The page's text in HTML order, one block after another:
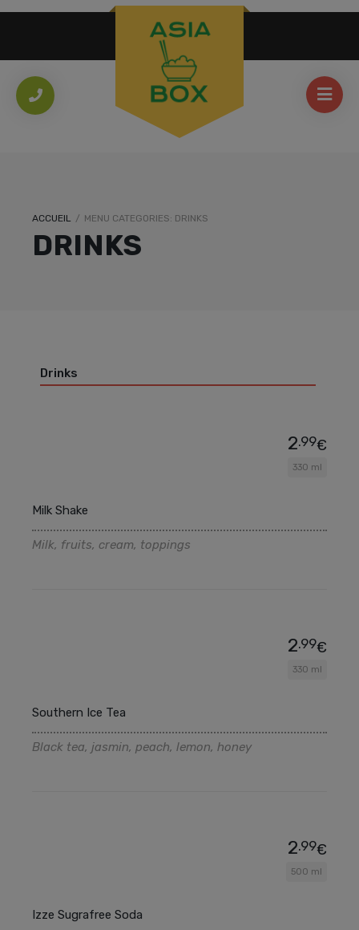
ACCUEIL / MENU CATEGORIES: DRINKS
DRINKS
Drinks
Milk Shake
330 ml
2.99€
Milk, fruits, cream, toppings
Southern Ice Tea
330 ml
2.99€
Black tea, jasmin, peach, lemon, honey
Izze Sugrafree Soda
500 ml
2.99€